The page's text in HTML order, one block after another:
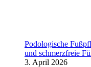
Podologische
und schmerzfreie
3. April 2026